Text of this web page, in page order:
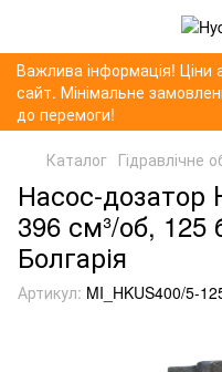
Важлива інформація! Ціни
сайт. Мінімальне
до перемоги!
Каталог Гідравлічне
Насос-дозатор
396 см³/об, 125
Болгарія
Артикул: MI_HKUS400/5-